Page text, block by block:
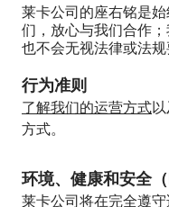
莱卡公司的座右铭是
们，放心与我们合作
也不会无视法律或法规
行为准则
了解我们的运营方式
方式。
环境、健康和安全（
莱卡公司将在完全遵